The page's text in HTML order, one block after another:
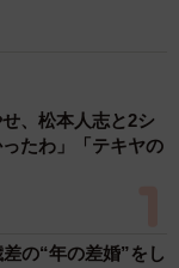
）に話を聞きま
ています。
いてしまう姿
、松本人志と2シ
たわ」「テキヤの
の“年の差婚”をし